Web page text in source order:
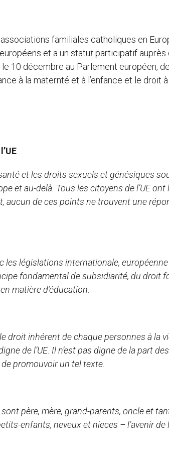
familiales catholiques en
et a un statutparticipatif auprès
10 décembre au Parlement européen,
à la maternté et à l’enfance et le droit
et les droits sexuels et génésiques
et au-delà. Tous les citoyens de l’UE
aucun de ces points ne trouvent une
les législations internationale,
fondamental de subsidiarité, du droit
matière d’éducation.
inhérent de chaque personnes à la
de l’UE. Il n’est pas digne de la part
promouvoir un tel texte.
père, mère, grand-parents, oncle et
enfants, neveux et nieces – l’avenir de